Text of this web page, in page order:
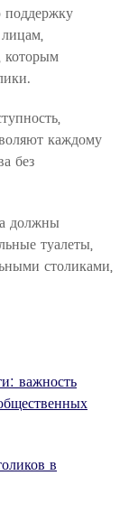
которым
каждому
без
должны
туалеты,
столиками,
важность
в